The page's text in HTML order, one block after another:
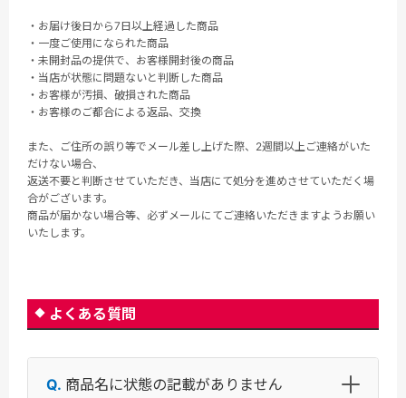
・お届け後日から7日以上経過した商品
・一度ご使用になられた商品
・未開封品の提供で、お客様開封後の商品
・当店が状態に問題ないと判断した商品
・お客様が汚損、破損された商品
・お客様のご都合による返品、交換
また、ご住所の誤り等でメール差し上げた際、2週間以上ご連絡がいた
だけない場合、
返送不要と判断させていただき、当店にて処分を進めさせていただく場
合がございます。
商品が届かない場合等、必ずメールにてご連絡いただきますようお願い
いたします。
よくある質問
商品名に状態の記載がありません